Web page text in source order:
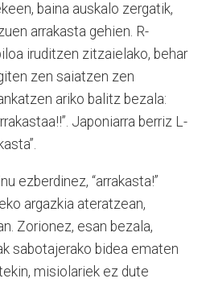
baina auskalo zergatik,
arrakasta gehien. R-
iruditzen zitzaielako, behar
zen saiatzen zen
ariko balitz bezala:
Japoniarra berriz L-
ezberdinez, “arrakasta!”
argazkia ateratzean,
Zorionez, esan bezala,
sabotajerako bidea ematen
misiolariek ez dute